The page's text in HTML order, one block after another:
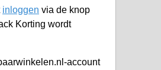
inloggen via de knop
Korting wordt
account